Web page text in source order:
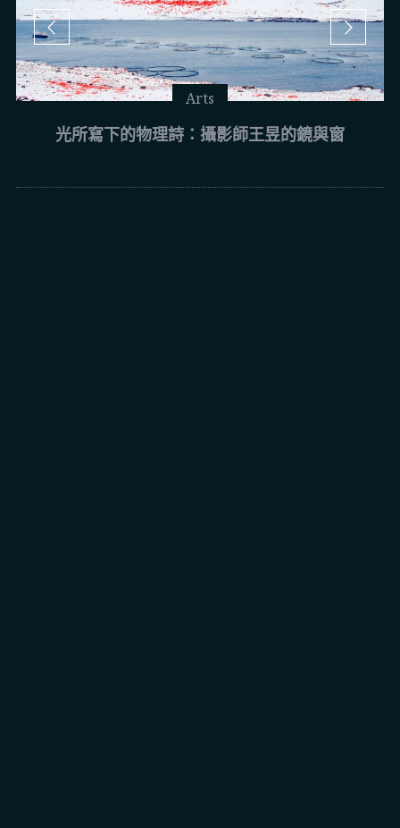
Arts
光所寫下的物理詩：攝影師王昱的鏡與窗